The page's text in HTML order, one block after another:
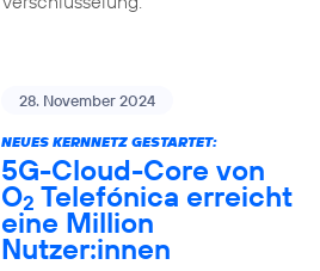
28. November 2024
NEUES KERNNETZ GESTARTET:
5G-Cloud-Core von
O2 Telefónica erreicht
eine Million
Nutzer:innen